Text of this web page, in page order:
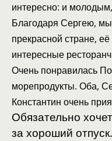
интересно: и
Благодаря Сергею,
прекрасной стране,
интересные
Очень понравилась
морепродукты. Оба,
Константин очень
Обязательно
за хороший отпуск.